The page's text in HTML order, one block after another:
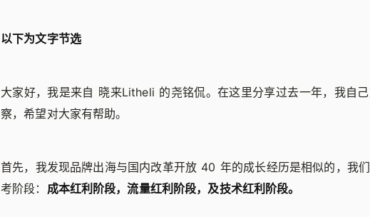
以下为文字节选
大家好，我是来自 晓来Litheli 的尧铭侃。在这里分享过去一年，我自
察，希望对大家有帮助。
首先，我发现品牌出海与国内改革开放 40 年的成长经历是相似的，我
考阶段： 成本红利阶段，流量红利阶段，及技术红利阶段。